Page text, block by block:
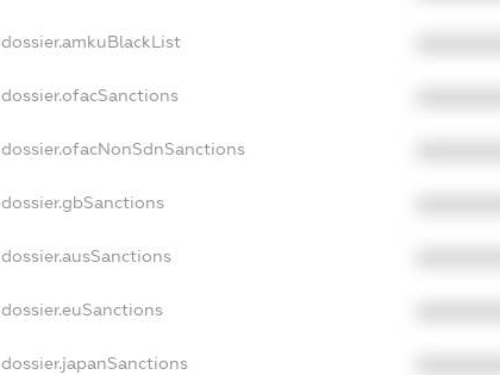
dossier.amkuBlackList
dossier.ofacSanctions
dossier.ofacNonSdnSanctions
dossier.gbSanctions
dossier.ausSanctions
dossier.euSanctions
dossier.japanSanctions